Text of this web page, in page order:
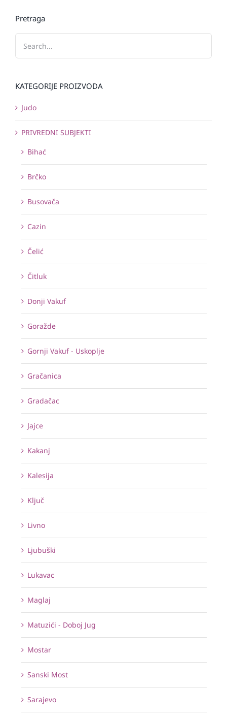
Pretraga
KATEGORIJE PROIZVODA
Judo
PRIVREDNI SUBJEKTI
Bihać
Brčko
Busovača
Cazin
Čelić
Čitluk
Donji Vakuf
Goražde
Gornji Vakuf - Uskoplje
Gračanica
Gradačac
Jajce
Kakanj
Kalesija
Ključ
Livno
Ljubuški
Lukavac
Maglaj
Matuzići - Doboj Jug
Mostar
Sanski Most
Sarajevo